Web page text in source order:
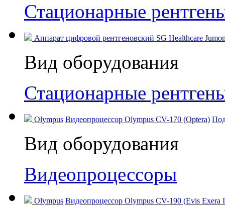
Стационарные
Аппарат цифровой рентгеновский SG Healthcare
Вид оборудования
Стационарные
Olympus Видеопроцессор Olympus CV-170 (Optera)
Вид оборудования
Видеопроцессоры
Olympus Видеопроцессор Olympus CV-190 (Evis Exera